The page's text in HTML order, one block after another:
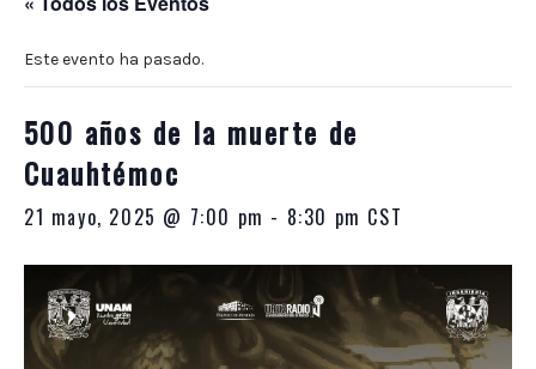
Este evento ha pasado.
500 años de la muerte de
Cuauhtémoc
21 mayo, 2025 @ 7:00 pm - 8:30 pm CST